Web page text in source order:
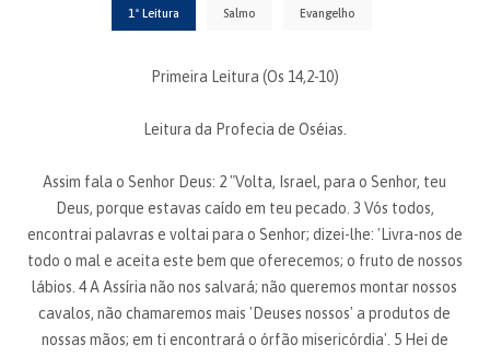
1ª Leitura Salmo Evangelho
Primeira Leitura (Os 14,2-10)
Leitura da Profecia de Oséias.
Assim fala o Senhor Deus: 2 "Volta, Israel, para o Senhor, teu
Deus, porque estavas caído em teu pecado. 3 Vós todos,
encontrai palavras e voltai para o Senhor; dizei-lhe: 'Livra-nos de
todo o mal e aceita este bem que oferecemos; o fruto de nossos
lábios. 4 A Assíria não nos salvará; não queremos montar nossos
cavalos, não chamaremos mais 'Deuses nossos' a produtos de
nossas mãos; em ti encontrará o órfão misericórdia'. 5 Hei de